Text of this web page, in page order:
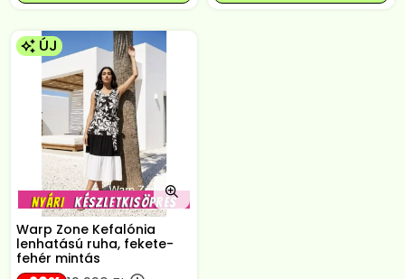
ÚJ
Warp Zone Kefalónia
lenhatású ruha, fekete-
fehér mintás